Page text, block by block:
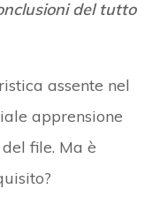
del tutto
assente nel
apprensione
file. Ma è